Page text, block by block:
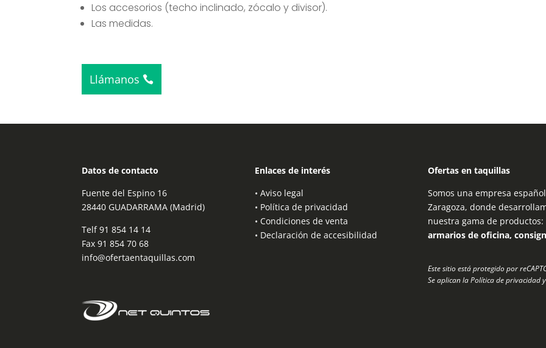
Los accesorios (techo inclinado, zócalo y divisor).
Las medidas.
Llámanos
Datos de contacto
Fuente del Espino 16
28440 GUADARRAMA (Madrid)
Telf91 854 14 14
Fax 91 854 70 68
info@ofertaentaquillas.com
Enlaces de interés
• Aviso legal
• Política de privacidad
• Condiciones de venta
• Declaración de accesibilidad
Ofertas en taquillas
Somos una empresa
Zaragoza, donde
nuestra gama de productos:
armarios de oficina,
Este sitio está protegido por
Se aplican laPolítica de privacidad